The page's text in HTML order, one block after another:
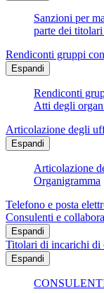
Sanzioni per
parte dei
Rendiconti gruppi
Espandi
Rendiconti
Atti degli
Articolazione degli
Espandi
Articolazione
Organigramma
Telefono e posta
Consulenti e
Espandi
Titolari di incarichi di
Espandi